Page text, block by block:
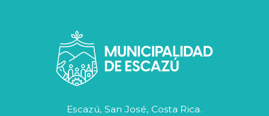
Escazú, San José, Costa Rica.